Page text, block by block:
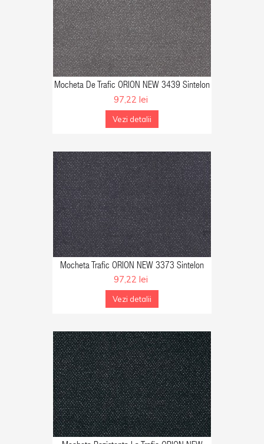
Mocheta De Trafic ORION NEW 3439 Sintelon
97,22 lei
Vezi detalii
Mocheta Trafic ORION NEW 3373 Sintelon
97,22 lei
Vezi detalii